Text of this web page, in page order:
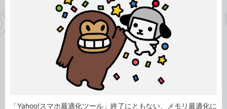
「Yahoo!スマホ最適化ツール」終了にともない、メモリ最適化に